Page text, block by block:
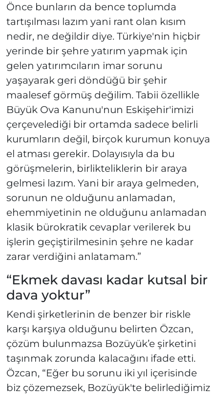
Önce bunların da bence toplumda
tartışılması lazım yani rant olan kısım
nedir, ne değildir diye. Türkiye'nin hiçbir
yerinde bir şehre yatırım yapmak için
gelen yatırımcıların imar sorunu
yaşayarak geri döndüğü bir şehir
maalesef görmüş değilim. Tabii özellikle
Büyük Ova Kanunu'nun Eskişehir'imizi
çerçevelediği bir ortamda sadece belirli
kurumların değil, birçok kurumun konuya
el atması gerekir. Dolayısıyla da bu
görüşmelerin, birlikteliklerin bir araya
gelmesi lazım. Yani bir araya gelmeden,
sorunun ne olduğunu anlamadan,
ehemmiyetinin ne olduğunu anlamadan
klasik bürokratik cevaplar verilerek bu
işlerin geçiştirilmesinin şehre ne kadar
zarar verdiğini anlatamam.”
“Ekmek davası kadar kutsal bir
dava yoktur”
Kendi şirketlerinin de benzer bir riskle
karşı karşıya olduğunu belirten Özcan,
çözüm bulunmazsa Bozüyük’e şirketini
taşınmak zorunda kalacağını ifade etti.
Özcan, “Eğer bu sorunu iki yıl içerisinde
biz çözemezsek, Bozüyük'te belirlediğimiz